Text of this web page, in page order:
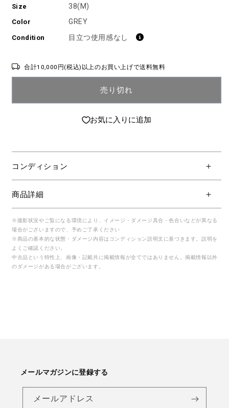
格
価
格
価
格
Size 38(M)
Color GREY
Condition 目立つ使用感なし
合計10,000円(税込)以上のお買い上げで送料無料
売り切れ
お気に入りに追加
コンディション
商品詳細
※撮影状況やご覧になる環境により、イメージ・ダメージ具合・色合いなどが異なる
場合がございますので、予めご了承ください
※商品の基本的な状態・ダメージ内容はコンディション説明文に基づきます。説明を
よくご確認ください。
中古品という特性上、画像・記載共に掲載情報が全てではありません。掲載情報以外
のダメージがある場合がございます。
メールマガジンに登録する
メールアドレス